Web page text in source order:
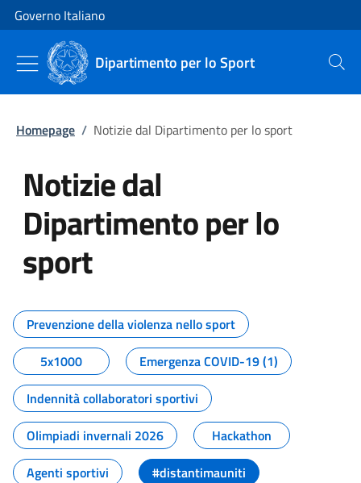
Vai al contenuto
Vai alla navigazione del sito
Governo Italiano
Dipartimento per lo Sport Cerca
Homepage / Notizie dal Dipartimento per lo sport
Notizie dal
Dipartimento per lo
sport
Tutti i contenuti della pagina
Prevenzione della violenza nello sport
5x1000
Emergenza COVID-19 (1)
Indennità collaboratori sportivi
Olimpiadi invernali 2026
Hackathon
Agenti sportivi
#distantimauniti